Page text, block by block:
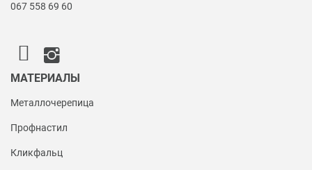
067 558 69 60
МАТЕРИАЛЫ
Металлочерепица
Профнастил
Кликфальц